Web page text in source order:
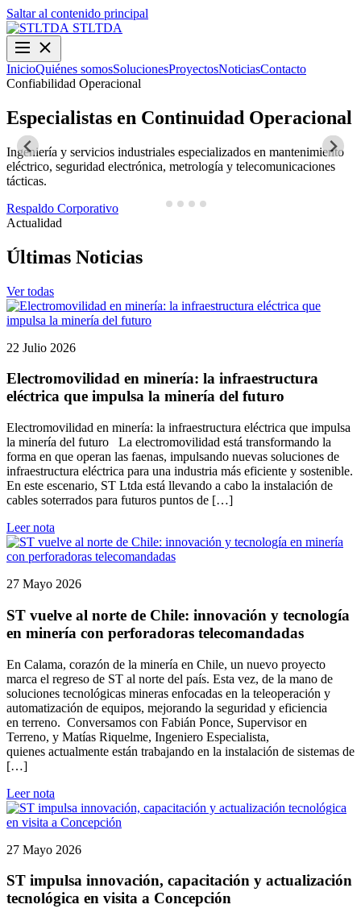
Saltar al contenido principal
STLTDA
InicioQuiénes somosSolucionesProyectosNoticiasContacto
Confiabilidad Operacional
Especialistas en Continuidad Operacional
Ingeniería y servicios industriales especializados en mantenimiento
eléctrico, seguridad electrónica, metrología y telecomunicaciones
tácticas.
Respaldo Corporativo
Actualidad
Últimas Noticias
Ver todas
22 Julio 2026
Electromovilidad en minería: la infraestructura
eléctrica que impulsa la minería del futuro
Electromovilidad en minería: la infraestructura eléctrica que impulsa
la minería del futuro La electromovilidad está transformando la
forma en que operan las faenas, impulsando nuevas soluciones de
infraestructura eléctrica para una industria más eficiente y sostenible.
En este escenario, ST Ltda está llevando a cabo la instalación de
cables soterrados para futuros puntos de […]
Leer nota
27 Mayo 2026
ST vuelve al norte de Chile: innovación y tecnología
en minería con perforadoras telecomandadas
En Calama, corazón de la minería en Chile, un nuevo proyecto
marca el regreso de ST al norte del país. Esta vez, de la mano de
soluciones tecnológicas mineras enfocadas en la teleoperación y
automatización de equipos, mejorando la seguridad y eficiencia
en terreno. Conversamos con Fabián Ponce, Supervisor en
Terreno, y Matías Riquelme, Ingeniero Especialista,
quienes actualmente están trabajando en la instalación de sistemas de
[…]
Leer nota
27 Mayo 2026
ST impulsa innovación, capacitación y actualización
tecnológica en visita a Concepción